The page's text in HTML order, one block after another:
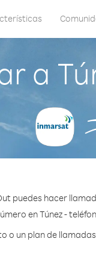
a
puedes hacer
en Túnez -
o un plan de